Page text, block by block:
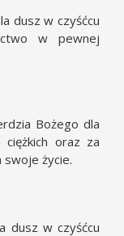
dusz w czyśćcu
w pewnej
Bożego dla
ciężkich oraz za
swoje życie.
dusz w czyśćcu